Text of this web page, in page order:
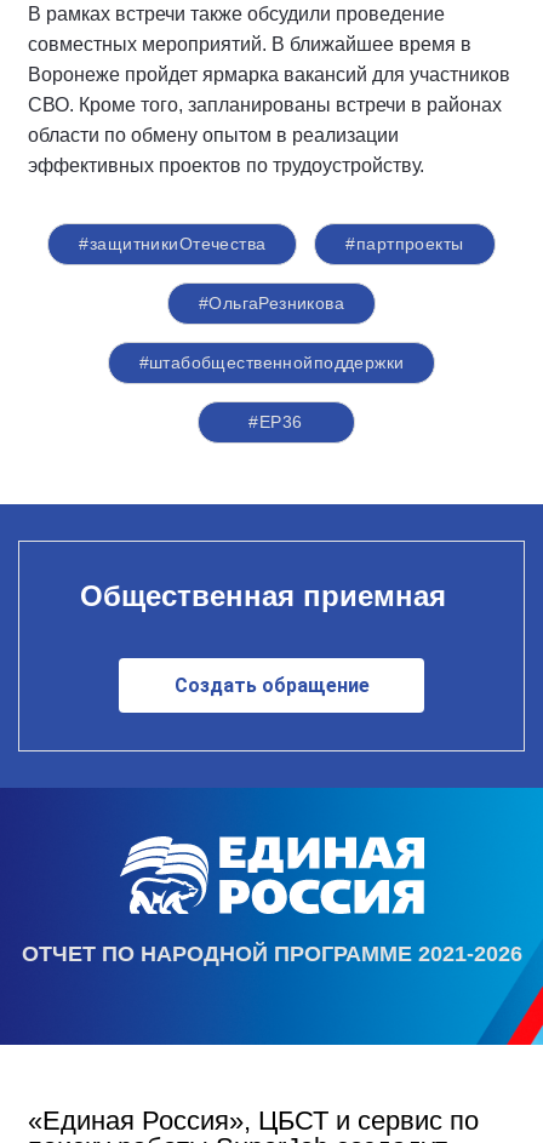
В рамках встречи также обсудили проведение
совместных мероприятий. В ближайшее время в
Воронеже пройдет ярмарка вакансий для участников
СВО. Кроме того, запланированы встречи в районах
области по обмену опытом в реализации
эффективных проектов по трудоустройству.
#защитникиОтечества #партпроекты
#ОльгаРезникова
#штабобщественнойподдержки
#ЕР36
Общественная приемная
Создать обращение
ОТЧЕТ ПО НАРОДНОЙ ПРОГРАММЕ 2021-2026
«Единая Россия», ЦБСТ и сервис по